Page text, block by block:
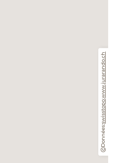
Données:
swisstopo
,
www.jurarando.ch